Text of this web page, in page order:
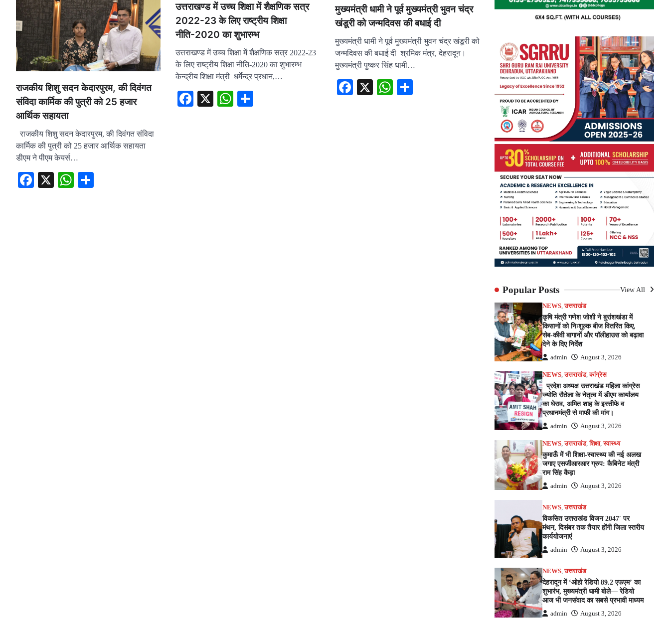
राजकीय शिशु सदन केदारपुरम, की दिवंगत
संविदा कार्मिक की पुत्री को 25 हजार
आर्थिक सहायता
राजकीय शिशु सदन केदारपुरम, की दिवंगत संविदा
कार्मिक की पुत्री को 25 हजार आर्थिक सहायता
डीएम ने पीएम केयर्स…
Facebook
X WhatsApp
उत्तराखण्ड में उच्च शिक्षा में शैक्षणिक सत्र
2022-23 के लिए राष्ट्रीय शिक्षा
नीति-2020 का शुभारम्भ
उत्तराखण्ड में उच्च शिक्षा में शैक्षणिक सत्र 2022-23
के लिए राष्ट्रीय शिक्षा नीति-2020 का शुभारम्भ
केन्द्रीय शिक्षा मंत्री धर्मेन्द्र प्रधान,…
Facebook
X WhatsApp
मुख्यमंत्री धामी ने पूर्व मुख्यमंत्री भुवन चंद्र
खंडूरी को जन्मदिवस की बधाई दी
मुख्यमंत्री धामी ने पूर्व मुख्यमंत्री भुवन चंद्र खंडूरी को
जन्मदिवस की बधाई दी श्रमिक मंत्र, देहरादून।
मुख्यमंत्री पुष्कर सिंह धामी…
Facebook
X WhatsApp
Popular Posts View All
NEWS,उत्तराखंड
कृषि मंत्री गणेश जोशी ने बुरांशखंडा में
किसानों को निःशुल्क बीज वितरित किए,
सेब-कीवी बागानों और पॉलीहाउस को बढ़ावा
देने के दिए निर्देश
admin August 3, 2026
NEWS,उत्तराखंड,कांग्रेस
प्रदेश अध्यक्ष उत्तराखंड महिला कांग्रेस
ज्योति रौतेला के नेतृत्व में डीएम कार्यालय
का घेराव, अमित शाह के इस्तीफे व
प्रधानमंत्री से माफी की मांग।
admin August 3, 2026
NEWS,उत्तराखंड,शिक्षा,स्वास्थ्य
कुमाऊँ में भी शिक्षा-स्वास्थ्य की नई अलख
जगाए एसजीआरआर ग्रुप: कैबिनेट मंत्री
राम सिंह कैड़ा
admin August 3, 2026
NEWS,उत्तराखंड
विकसित उत्तराखंड विजन 2047′ पर
मंथन, दिसंबर तक तैयार होंगी जिला स्तरीय
कार्ययोजनाएं
admin August 3, 2026
NEWS,उत्तराखंड
देहरादून में ‘ओहो रेडियो 89.2 एफएम’ का
शुभारंभ, मुख्यमंत्री धामी बोले— रेडियो
आज भी जनसंवाद का सबसे प्रभावी माध्यम
admin August 3, 2026